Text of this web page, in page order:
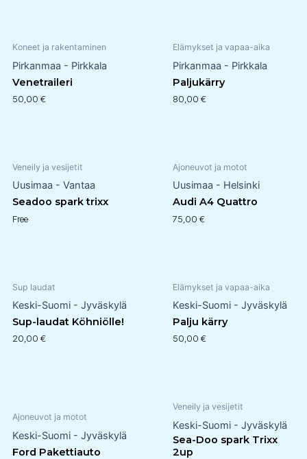
Koneet ja rakentaminen
Pirkanmaa - Pirkkala
Venetraileri
50,00 €
Elämykset ja vapaa-aika
Pirkanmaa - Pirkkala
Paljukärry
80,00 €
Veneily ja vesijetit
Uusimaa - Vantaa
Seadoo spark trixx
Free
Ajoneuvot ja motot
Uusimaa - Helsinki
Audi A4 Quattro
75,00 €
Sup laudat
Keski-Suomi - Jyväskylä
Sup-laudat Köhniölle!
20,00 €
Elämykset ja vapaa-aika
Keski-Suomi - Jyväskylä
Palju kärry
50,00 €
Ajoneuvot ja motot
Keski-Suomi - Jyväskylä
Ford Pakettiauto
Veneily ja vesijetit
Keski-Suomi - Jyväskylä
Sea-Doo spark Trixx
2up